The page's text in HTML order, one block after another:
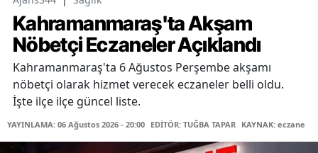
Kahramanmaraş'ta Akşam
Nöbetçi Eczaneler Açıklandı
Kahramanmaraş'ta 6 Ağustos Perşembe akşamı
nöbetçi olarak hizmet verecek eczaneler belli oldu.
İşte ilçe ilçe güncel liste.
YAYINLAMA: 06 Ağustos 2026 - 20:00 EDİTÖR: TUĞBA TAPAR KAYNAK: eczane